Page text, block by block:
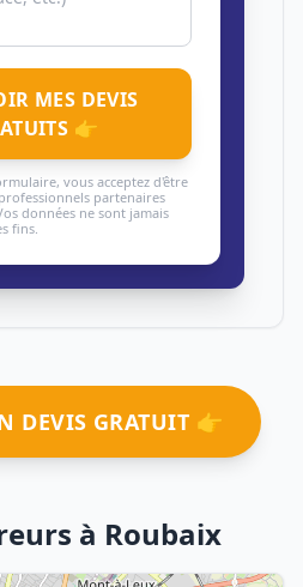
MES DEVIS
👉
vous acceptez d'être
partenaires
données ne sont jamais
fins.
DEVIS GRATUIT 👉
à Roubaix